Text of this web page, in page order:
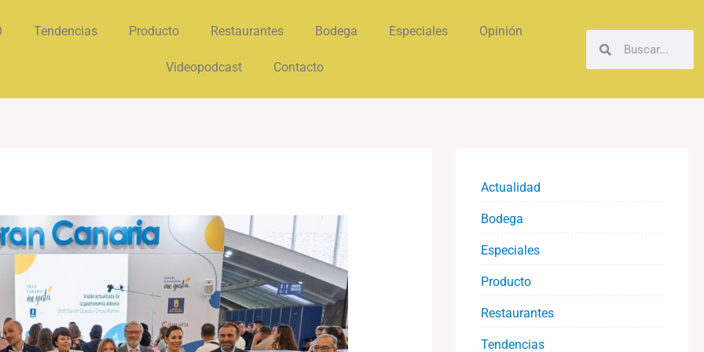
Tendencias Producto Restaurantes Bodega Especiales Opinión
Videopodcast Contacto
Buscar
Actualidad
Bodega
Especiales
Producto
Restaurantes
Tendencias